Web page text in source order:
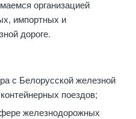
организацией
импортных и
дороге.
с Белорусской железной
поездов;
железнодорожных